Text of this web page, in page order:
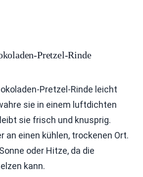
Pretzel-Rinde
Pretzel-Rinde leicht
sie in einem luftdichten
sie frisch und knusprig.
an einen kühlen, trockenen Ort.
oder Hitze, da die
kann.